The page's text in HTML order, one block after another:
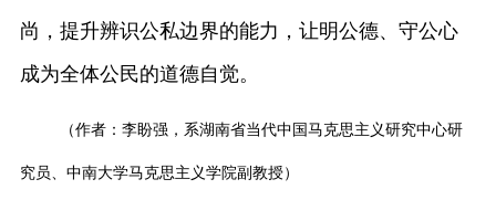
尚，提升辨识公私边界的能力，让明公德、守公心
成为全体公民的道德自觉。
（作者：李盼强，系湖南省当代中国马克思主义研究中心研
究员、中南大学马克思主义学院副教授）